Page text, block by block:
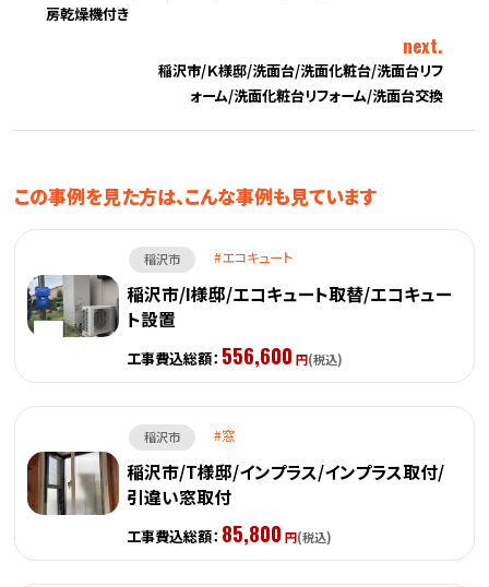
房乾燥機付き
next.
稲沢市/Ｋ様邸/洗面台/洗面化粧台/洗面台リフ
ォーム/洗面化粧台リフォーム/洗面台交換
この事例を見た方は、こんな事例も見ています
稲沢市 エコキュート
稲沢市/I様邸/エコキュート取替/エコキュー
ト設置
工事費込総額： 556,600 円(税込)
稲沢市 窓
稲沢市/T様邸/インプラス/インプラス取付/
引違い窓取付
工事費込総額： 85,800 円(税込)